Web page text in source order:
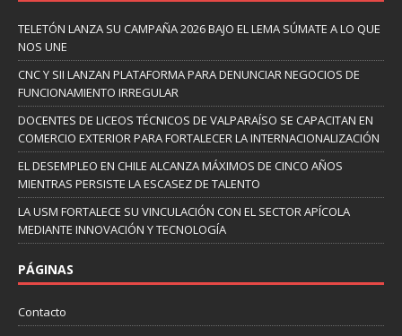
TELETÓN LANZA SU CAMPAÑA 2026 BAJO EL LEMA SÚMATE A LO QUE
NOS UNE
CNC Y SII LANZAN PLATAFORMA PARA DENUNCIAR NEGOCIOS DE
FUNCIONAMIENTO IRREGULAR
DOCENTES DE LICEOS TÉCNICOS DE VALPARAÍSO SE CAPACITAN EN
COMERCIO EXTERIOR PARA FORTALECER LA INTERNACIONALIZACIÓN
EL DESEMPLEO EN CHILE ALCANZA MÁXIMOS DE CINCO AÑOS
MIENTRAS PERSISTE LA ESCASEZ DE TALENTO
LA USM FORTALECE SU VINCULACIÓN CON EL SECTOR APÍCOLA
MEDIANTE INNOVACIÓN Y TECNOLOGÍA
PÁGINAS
Contacto